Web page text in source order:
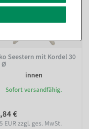
Seestern mit Kordel 30
Ø
innen
Sofort versandfähig.
€
EUR zzgl. ges. MwSt.